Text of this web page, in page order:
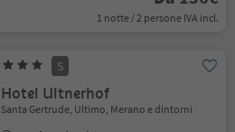
1 notte / 2 persone IVA incl.
S
Hotel Ultnerhof
Santa Gertrude, Ultimo, Merano e dintorni